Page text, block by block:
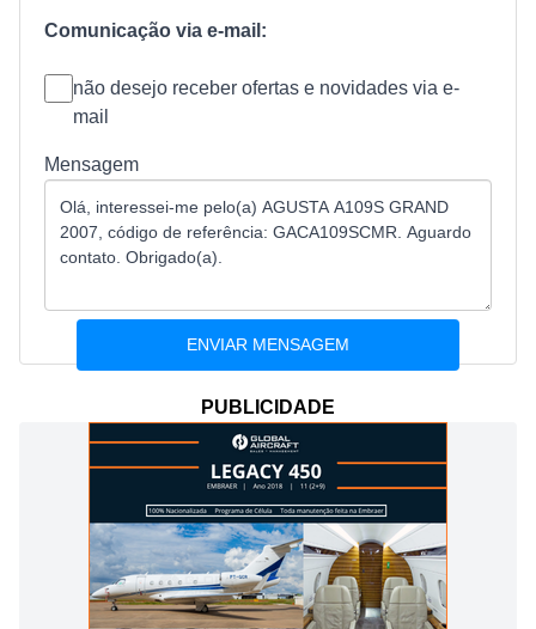
Comunicação via e-mail:
não desejo receber ofertas e novidades via e-
mail
Mensagem
PUBLICIDADE